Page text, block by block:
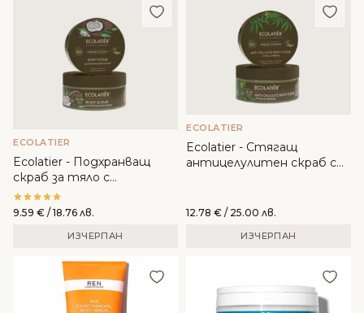
Добави в любими
ECOLATIER
Ecolatier - Подхранващ
скраб за тяло с
Органичен кокос
9.59 € / 18.76 лв.
ИЗЧЕРПАН
ECOLATIER
Ecolatier - Стягащ
антицелулитен скраб с
12.78 € / 25.00 лв.
ИЗЧЕРПАН
Добави в любими